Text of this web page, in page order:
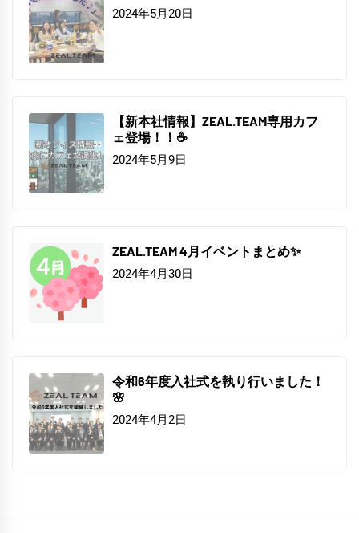
2024年5月20日
【新本社情報】ZEAL.TEAM専用カフ
ェ登場！！☕
2024年5月9日
ZEAL.TEAM 4月イベントまとめ✨
2024年4月30日
令和6年度入社式を執り行いました！
🌸
2024年4月2日